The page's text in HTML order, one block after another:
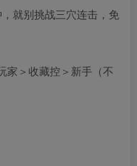
就别挑战三穴连击，免
家＞收藏控＞新手（不